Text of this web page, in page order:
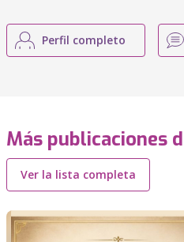
Perfil completo
Más publicaciones
Ver la lista completa